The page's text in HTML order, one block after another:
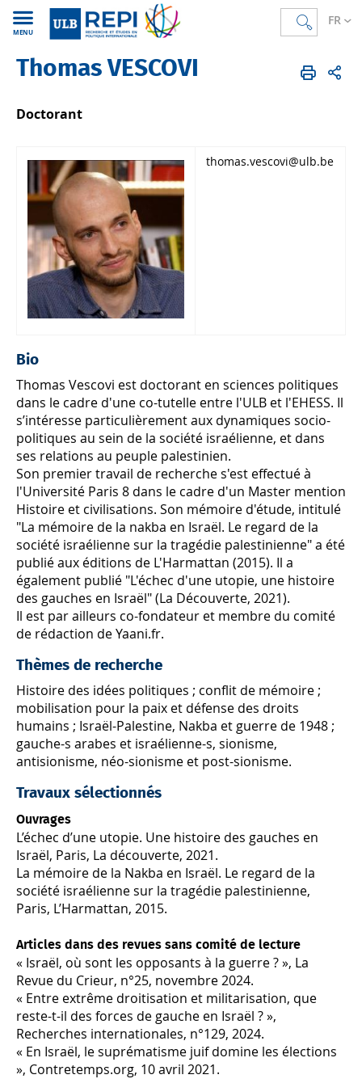
FR
MENU
REPI FR Membres Corps scientifique
Thomas VESCOVI
Doctorant
thomas.vescovi@ulb.be
Bio
Thomas Vescovi est doctorant en sciences politiques
dans le cadre d'une co-tutelle entre l'ULB et l'EHESS. Il
s’intéresse particulièrement aux dynamiques socio-
politiques au sein de la société israélienne, et dans
ses relations au peuple palestinien.
Son premier travail de recherche s'est effectué à
l'Université Paris 8 dans le cadre d'un Master mention
Histoire et civilisations. Son mémoire d'étude, intitulé
"La mémoire de la nakba en Israël. Le regard de la
société israélienne sur la tragédie palestinienne" a été
publié aux éditions de L'Harmattan (2015). Il a
également publié "L'échec d'une utopie, une histoire
des gauches en Israël" (La Découverte, 2021).
Il est par ailleurs co-fondateur et membre du comité
de rédaction de Yaani.fr.
Thèmes de recherche
Histoire des idées politiques ; conflit de mémoire ;
mobilisation pour la paix et défense des droits
humains ; Israël-Palestine, Nakba et guerre de 1948 ;
gauche-s arabes et israélienne-s, sionisme,
antisionisme, néo-sionisme et post-sionisme.
Travaux sélectionnés
Ouvrages
L’échec d’une utopie. Une histoire des gauches en
Israël, Paris, La découverte, 2021.
La mémoire de la Nakba en Israël. Le regard de la
société israélienne sur la tragédie palestinienne,
Paris, L’Harmattan, 2015.
Articles dans des revues sans comité de lecture
« Israël, où sont les opposants à la guerre ? », La
Revue du Crieur, n°25, novembre 2024.
« Entre extrême droitisation et militarisation, que
reste-t-il des forces de gauche en Israël ? »,
Recherches internationales, n°129, 2024.
« En Israël, le suprématisme juif domine les élections
», Contretemps.org, 10 avril 2021.